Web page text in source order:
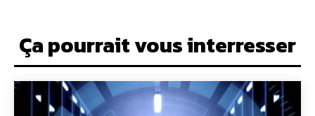
Ça pourrait vous interresser